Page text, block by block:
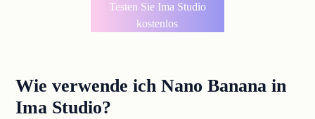
Testen Sie Ima Studio
kostenlos
Wie verwende ich Nano Banana in
Ima Studio?